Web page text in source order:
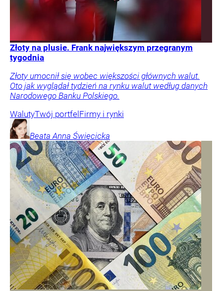
Złoty na plusie. Frank największym przegranym
tygodnia
Złoty umocnił się wobec większości głównych walut.
Oto jak wyglądał tydzień na rynku walut według danych
Narodowego Banku Polskiego.
WalutyTwój portfel Firmy i rynki
Beata Anna Święcicka